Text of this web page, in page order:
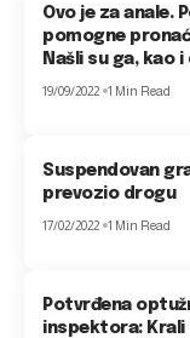
Ovo je za anale.
pomogne
Našli su ga, kao
19/09/2022 1 Min Read
Suspendovan
prevozio drogu
17/02/2022 1 Min Read
Potvrđena
inspektora: Krali